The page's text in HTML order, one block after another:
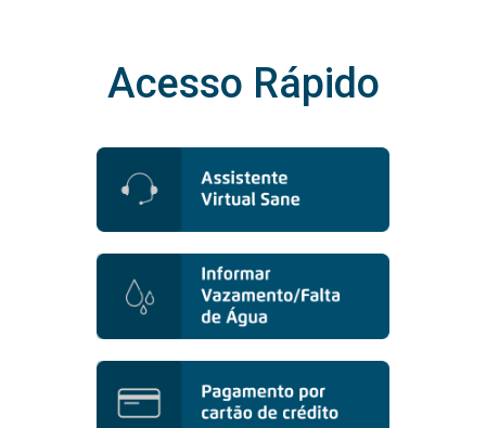
Acesso Rápido